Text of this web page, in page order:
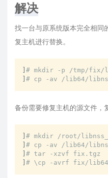
解决
找一台与原系统版本完全相同
复主机进行替换。
# mkdir -p /tmp/fix/
# cp -av /lib64/
备份需要修复主机的源文件，
] # mkdir /root/
] # cp -av /lib64/
] # tar -xzvf fix.tgz
] # \cp -avrf fix/